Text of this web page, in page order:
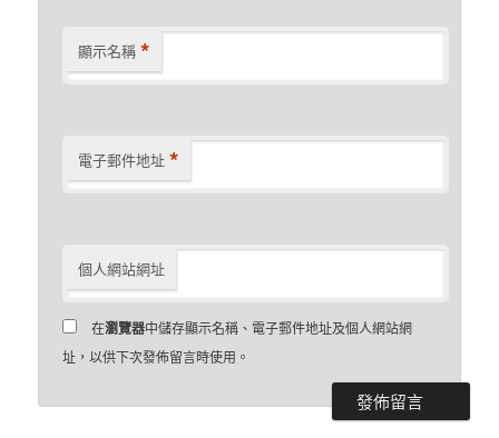
顯示名稱 *
電子郵件地址 *
個人網站網址
在瀏覽器中儲存顯示名稱、電子郵件地址及個人網站網
址，以供下次發佈留言時使用。